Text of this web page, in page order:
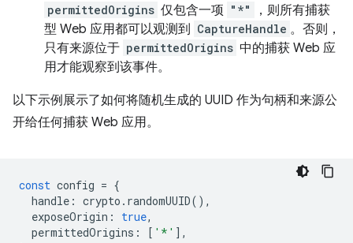
permittedOrigins 仅包含一项 "*"
，则所有捕获
型 Web 应用都可以观测到 CaptureHandle 。否则，
只有来源位于 permittedOrigins 中的捕获 Web 应
用才能观察到该事件。
以下示例展示了如何将随机生成的 UUID 作为句柄和来源公
开给任何捕获 Web 应用。
const config = {
handle : crypto . randomUUID(),
exposeOrigin : true,
permittedOrigins : [ '*' ],